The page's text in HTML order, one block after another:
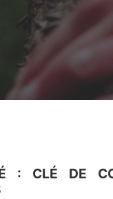
: CLÉ DE